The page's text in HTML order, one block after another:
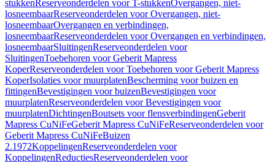
stukkenReserveonderdelen voor T-stukkenOvergangen, niet-
losneembaarReserveonderdelen voor Overgangen, niet-
losneembaarOvergangen en verbindingen,
losneembaarReserveonderdelen voor Overgangen en verbindingen,
losneembaarSluitingenReserveonderdelen voor
SluitingenToebehoren voor Geberit Mapress
KoperReserveonderdelen voor Toebehoren voor Geberit Mapress
KoperIsolaties voor muurplatenBescherming voor buizen en
fittingenBevestigingen voor buizenBevestigingen voor
muurplatenReserveonderdelen voor Bevestigingen voor
muurplatenDichtingenBoutsets voor flensverbindingenGeberit
Mapress CuNiFeGeberit Mapress CuNiFeReserveonderdelen voor
Geberit Mapress CuNiFeBuizen
2.1972KoppelingenReserveonderdelen voor
KoppelingenReductiesReserveonderdelen voor